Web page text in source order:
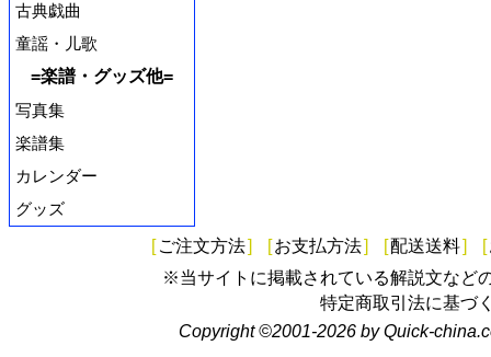
古典戯曲
童謡・儿歌
=楽譜・グッズ他=
写真集
楽譜集
カレンダー
グッズ
[ ご注文方法] [お支払方法] [配送送料] [
※当サイトに掲載されている解説文など
特定商取引法に基づ
Copyright ©2001-2026 by Quick-